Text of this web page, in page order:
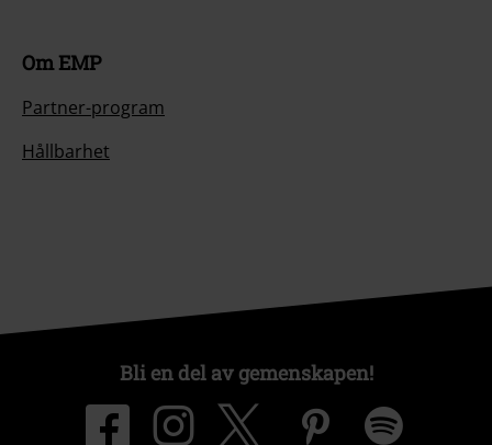
Om EMP
Partner-program
Hållbarhet
Bli en del av gemenskapen!